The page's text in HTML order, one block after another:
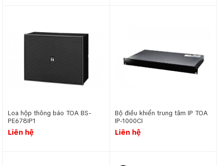
Ứng dụng hệ thống thông báo tại các nhà xưởng, nhà máy
Loa hộp thông báo TOA BS-
PE678IP1
Liên hệ
Bộ điều khiển trung tâm IP TOA
IP-1000CI
Liên hệ